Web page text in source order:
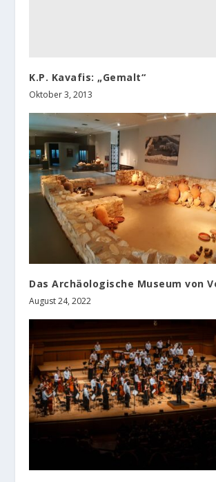
K.P. Kavafis: „Gemalt“
Oktober 3, 2013
Das Archäologische Museum von
August 24, 2022